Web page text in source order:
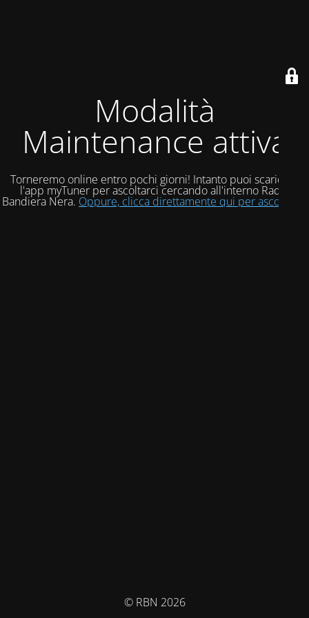
Modalità
Maintenance attiva
Torneremo online entro pochi giorni! Intanto puoi scaricare
l'app myTuner per ascoltarci cercando all'interno Radio
Bandiera Nera. Oppure, clicca direttamente qui per ascoltarci!
© RBN 2026